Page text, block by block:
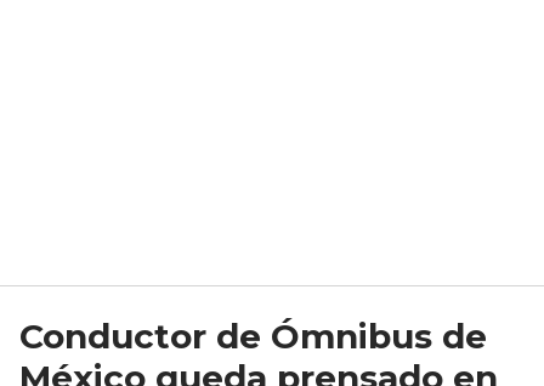
Conductor de Ómnibus de
México queda prensado en